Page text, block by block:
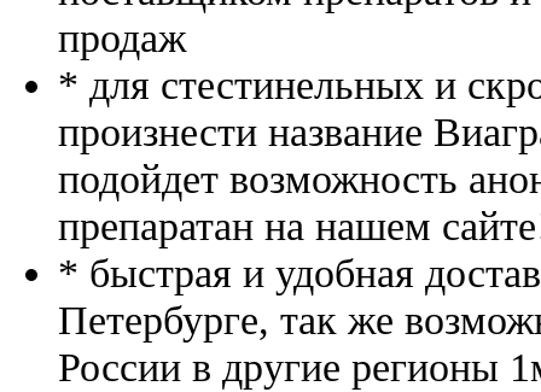
продаж
* для стестинельных и
произнести название
подойдет возможность
препаратан на нашем
* быстрая и удобная
Петербурге, так же
России в другие регионы